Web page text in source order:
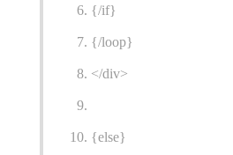
{/if}
{/loop}
</div>
{else}